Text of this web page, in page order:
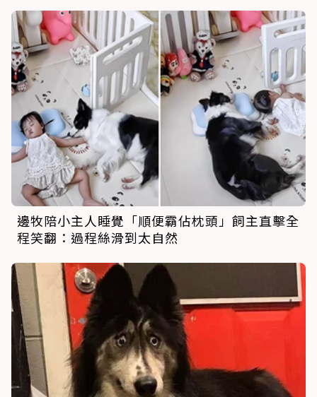
邊牧陪小主人睡覺「順便霸佔枕頭」飼主直擊全
程笑翻：過程絲滑到太自然